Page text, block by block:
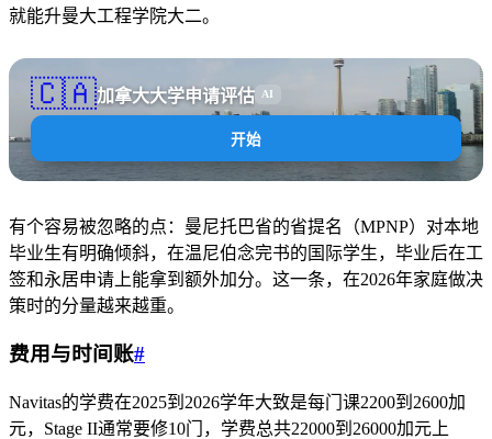
就能升曼大工程学院大二。
🇨🇦加拿大大学申请评估 AI
开始
有个容易被忽略的点：曼尼托巴省的省提名（MPNP）对本地
毕业生有明确倾斜，在温尼伯念完书的国际学生，毕业后在工
签和永居申请上能拿到额外加分。这一条，在2026年家庭做决
策时的分量越来越重。
费用与时间账#
Navitas的学费在2025到2026学年大致是每门课2200到2600加
元，Stage II通常要修10门，学费总共22000到26000加元上